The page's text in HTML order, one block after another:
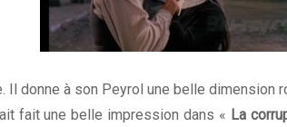
Il donne à son Peyrol une belle dimension
fait une belle impression dans « La